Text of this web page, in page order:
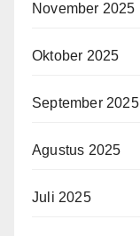
November 2025
Oktober 2025
September 2025
Agustus 2025
Juli 2025